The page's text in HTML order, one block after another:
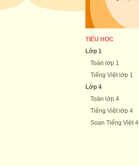
TIỂU HỌC
Lớp 1
Toán lớp 1
Tiếng Việt lớp 1
Lớp 4
Toán lớp 4
Tiếng Việt lớp 4
Soạn Tiếng Việt 4